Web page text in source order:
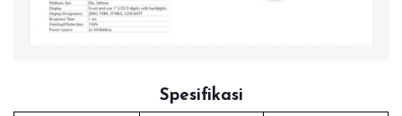
Spesifikasi